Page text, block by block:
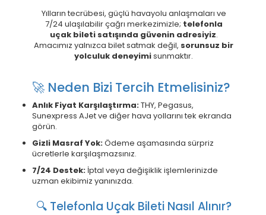
Anlık Fiyat Karşılaştırma:THY, Pegasus,
Sunexpress AJet ve diğer hava yollarını tek ekranda
görün.
Gizli Masraf Yok:Ödeme aşamasında sürpriz
ücretlerle karşılaşmazsınız.
7/24 Destek: İptal veya değişiklik işlemlerinizde
uzman ekibimiz yanınızda.
🚀 Neden Bizi Tercih Etmelisiniz?
🔍 Telefonla Uçak Bileti Nasıl Alınır?
Yılların tecrübesi, güçlü havayolu anlaşmaları ve
7/24 ulaşılabilir çağrı merkezimizle; telefonla
uçak bileti satışında güvenin adresiyiz.
Amacımız yalnızca bilet satmak değil, sorunsuz bir
yolculuk deneyimisunmaktır.